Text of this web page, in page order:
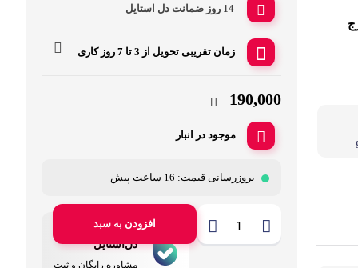
14 روز ضمانت دل استایل
زمان تقریبی تحویل از 3 تا 7 روز کاری
190,000
موجود در انبار
بروزرسانی قیمت: 16 ساعت پیش
افزودن به سبد
پشتیبانی
دل‌استایل
مشاوره رایگان و ثبت